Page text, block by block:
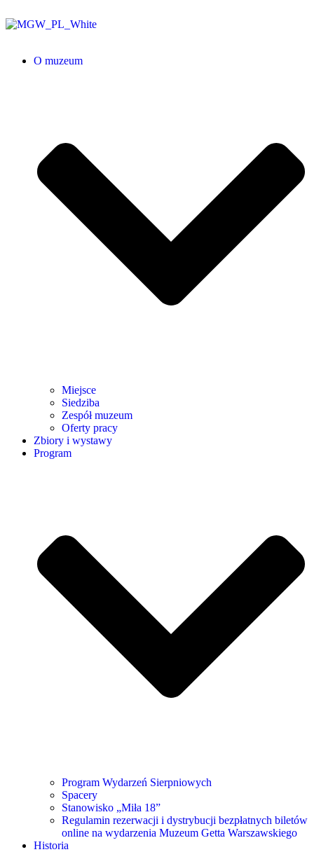
O muzeum
Miejsce
Siedziba
Zespół muzeum
Oferty pracy
Zbiory i wystawy
Program
Program Wydarzeń Sierpniowych
Spacery
Stanowisko „Miła 18”
Regulamin rezerwacji i dystrybucji bezpłatnych biletów
online na wydarzenia Muzeum Getta Warszawskiego
Historia